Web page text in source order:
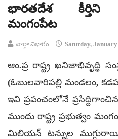
భారతదేశ కీర్తిని
మంగంపేట
వార్తా విభాగం Saturday,
ఆం.ప్ర రాష్ట్ర ఖనిజాభివృద్ధి
(ఓబులవారిపల్లి మండలం, కడప
ఇవి ప్రపంచంలోనే ప్రసిద్దిగాంచిన
ముందు రాష్ట్ర ప్రభుత్వం
మిలియన్ టన్నుల ముగ్గురాయి